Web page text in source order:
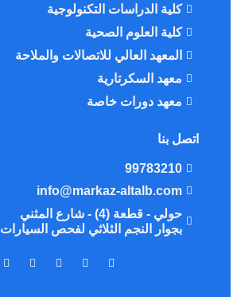
كلية الدراسات التكنولوجية
كلية العلوم الصحية
المعهد العالي للاتصالات والملاحة
معهد السكرتارية
معهد دورات خاصة
اتصل بنا
99783210
info@markaz-altalb.com
حولي - قطعة (4) - شارع المثني
بجوار النجم الثلاثي لفحص السيارات